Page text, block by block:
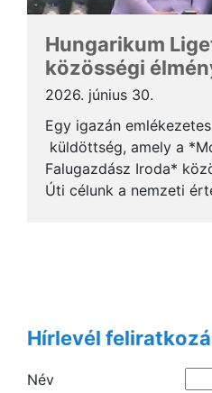
Hungarikum
közösségi
2026. június 30.
Egy igazán
küldöttség, amely a
Falugazdász Iroda*
Úti célunk a nemzeti
Hírlevél
Név